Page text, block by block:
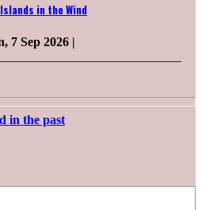
Islands in the Wind
7 Sep 2026 |
in the past